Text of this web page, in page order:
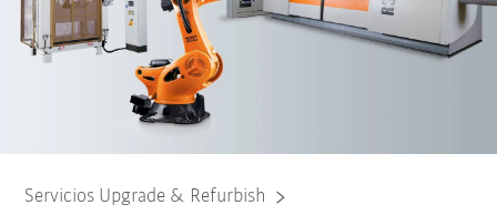
Servicios Upgrade & Refurbish